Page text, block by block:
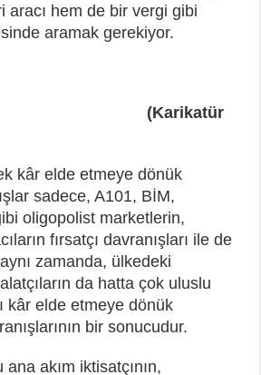
aracı hem de bir vergi gibi
aramak gerekiyor.
(Karikatür
kâr elde etmeye dönük
sadece, A101, BİM,
oligopolist marketlerin,
fırsatçı davranışları ile de
zamanda, ülkedeki
da hatta çok uluslu
kâr elde etmeye dönük
bir sonucudur.
akım iktisatçının,